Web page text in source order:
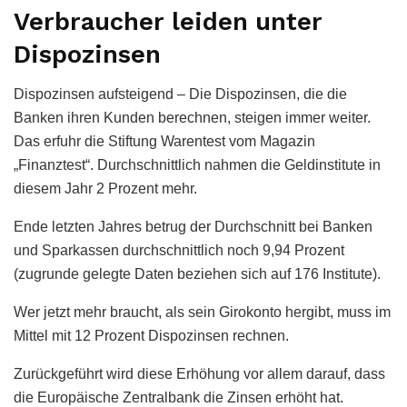
Verbraucher leiden unter
Dispozinsen
Dispozinsen aufsteigend – Die Dispozinsen, die die
Banken ihren Kunden berechnen, steigen immer weiter.
Das erfuhr die Stiftung Warentest vom Magazin
„Finanztest“. Durchschnittlich nahmen die Geldinstitute in
diesem Jahr 2 Prozent mehr.
Ende letzten Jahres betrug der Durchschnitt bei Banken
und Sparkassen durchschnittlich noch 9,94 Prozent
(zugrunde gelegte Daten beziehen sich auf 176 Institute).
Wer jetzt mehr braucht, als sein Girokonto hergibt, muss im
Mittel mit 12 Prozent Dispozinsen rechnen.
Zurückgeführt wird diese Erhöhung vor allem darauf, dass
die Europäische Zentralbank die Zinsen erhöht hat.